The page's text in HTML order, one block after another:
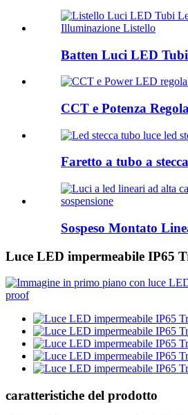
Batten Luci LED
CCT e Potenza
Faretto a tubo a
Sospeso Montato
Luce LED impermeabile IP65
caratteristiche del prodotto